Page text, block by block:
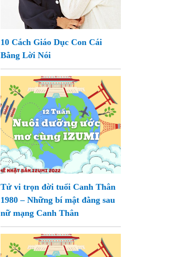
10 Cách Giáo Dục Con Cái
Bằng Lời Nói
Tử vi trọn đời tuổi Canh Thân
1980 – Những bí mật đằng sau
nữ mạng Canh Thân